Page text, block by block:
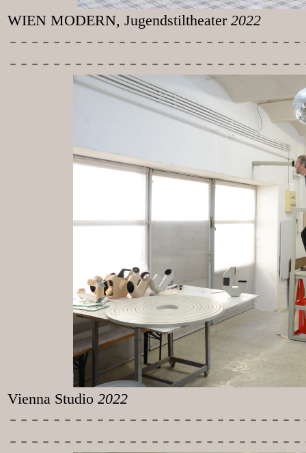
WIEN MODERN, Jugendstiltheater 2022
-----------
Vienna Studio 2022
-----------